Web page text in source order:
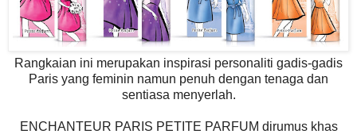
Rangkaian ini merupakan inspirasi personaliti gadis-gadis
Paris yang feminin namun penuh dengan tenaga dan
sentiasa menyerlah.
ENCHANTEUR PARIS PETITE PARFUM dirumus khas